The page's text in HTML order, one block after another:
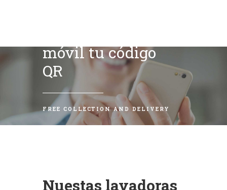
móvil tu código
QR
FREE COLLECTION AND DELIVERY
Nuestas lavadoras